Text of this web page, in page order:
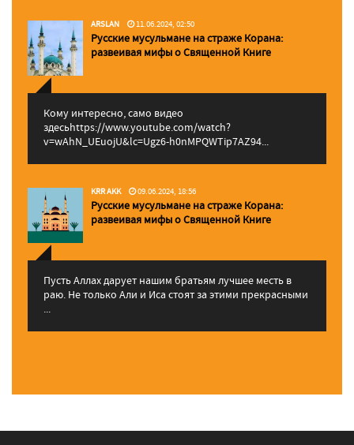
ARSLAN 11.06.2024, 02:50
Русские мусульмане на страже Корана:
pазвеивая мифы о Священной Книге
Кому интересно, само видео
здесьhttps://www.youtube.com/watch?
v=wAhN_UEuojU&lc=Ugz6-h0nMPQWTip7AZ94...
KRR AKK 09.06.2024, 18:56
Русские мусульмане на страже Корана:
pазвеивая мифы о Священной Книге
Пусть Аллах дарует нашим братьям лучшее месть в
раю. Не только Али и Иса стоят за этими прекрасными
...